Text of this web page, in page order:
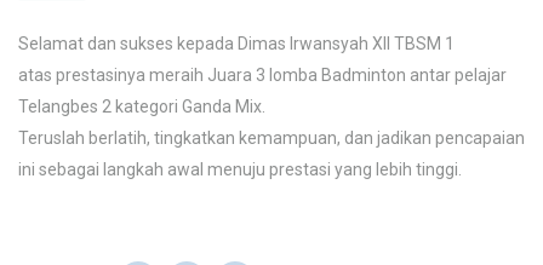
Selamat dan sukses kepada Dimas Irwansyah XII TBSM 1
atas prestasinya meraih Juara 3 lomba Badminton antar pelajar
Telangbes 2 kategori Ganda Mix.
Teruslah berlatih, tingkatkan kemampuan, dan jadikan pencapaian
ini sebagai langkah awal menuju prestasi yang lebih tinggi.